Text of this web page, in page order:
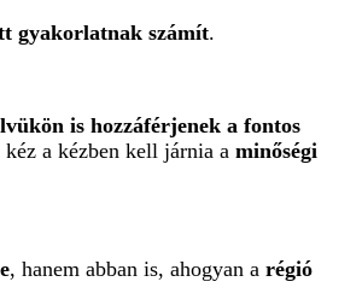
gyakorlatnak számít.
is hozzáférjenek a fontos
kéz a kézben kell járnia a minőségi
, hanem abban is, ahogyan a régió